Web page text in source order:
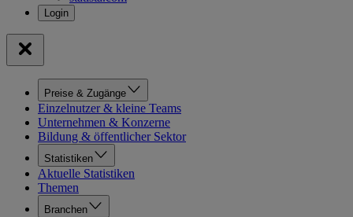
Preise & Zugänge
Einzelnutzer & kleine Teams
Unternehmen & Konzerne
Bildung & öffentlicher Sektor
Statistiken
Aktuelle Statistiken
Themen
Branchen